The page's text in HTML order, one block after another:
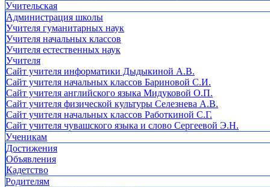
Учительская
Администрация школы
Учителя гуманитарных наук
Учителя начальных классов
Учителя естественных наук
Учителя
Cайт учителя информатики Дыдыкиной А.В.
Сайт учителя начальных классов Бариновой С.И.
Сайт учителя английского языка Мидуковой О.П.
Сайт учителя физической культуры Селезнева А.В.
Сайт учителя начальных классов Работкиной С.Г.
Сайт учителя чувашского языка и слово Сергеевой Э.Н.
Ученикам
Достижения
Объявления
Кадетство
Родителям